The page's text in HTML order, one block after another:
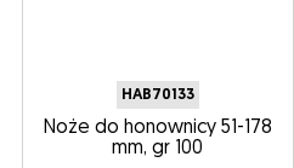
HAB70133
Noże do honownicy 51-178
mm, gr 100